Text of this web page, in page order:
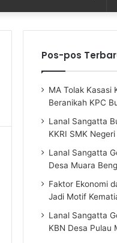
Pos-pos
MA Tolak Kasasi
Beranikah KPC
Lanal Sangatta
KKRI SMK
Lanal Sangatta
Desa Muara
Faktor Ekonomi
Jadi Motif
Lanal Sangatta
KBN Desa Pulau